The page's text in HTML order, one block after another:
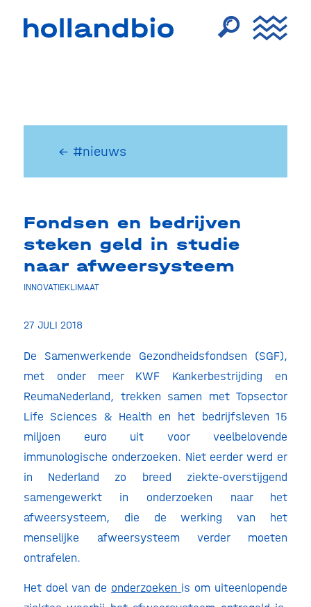
← #nieuws
Fondsen en bedrijven
steken geld in studie
naar afweersysteem
INNOVATIEKLIMAAT
27 JULI 2018
De Samenwerkende Gezondheidsfondsen (SGF),
met onder meer KWF Kankerbestrijding en
ReumaNederland, trekken samen met Topsector
Life Sciences & Health en het bedrijfsleven 15
miljoen euro uit voor veelbelovende
immunologische onderzoeken. Niet eerder werd er
in Nederland zo breed ziekte-overstijgend
samengewerkt in onderzoeken naar het
afweersysteem, die de werking van het
menselijke afweersysteem verder moeten
ontrafelen.
Het doel van de onderzoeken is om uiteenlopende